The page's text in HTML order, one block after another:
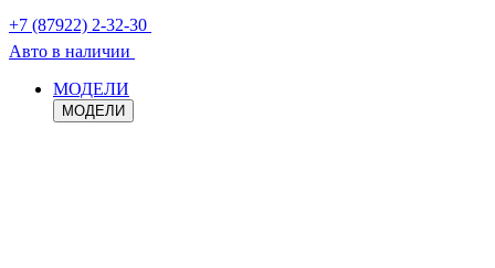
+7 (87922) 2-32-30
Авто в наличии
МОДЕЛИ
МОДЕЛИ